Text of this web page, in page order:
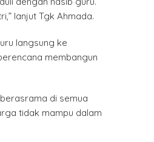
lanjut Tgk Ahmada.
langsung ke
membangun
di semua
tidak mampu dalam